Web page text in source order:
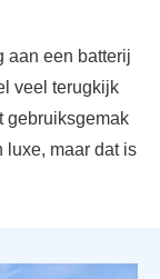
aan een batterij
veel terugkijk
gebruiksgemak
luxe, maar dat is